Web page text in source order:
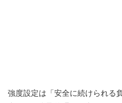
強度設定は「安全に続けられる